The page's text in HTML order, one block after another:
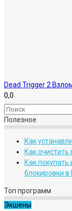
Dead Trigger 2
0,0
Полезное
Как
Как
Как
блокировки в
Топ программ
Экшены